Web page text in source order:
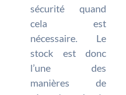
sécurité quand
cela est
nécessaire. Le
stock est donc
l’une des
manières de